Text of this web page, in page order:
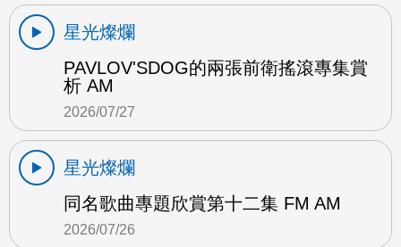
星光燦爛
PAVLOV'SDOG的兩張前衛搖滾專集賞
析 AM
2026/07/27
星光燦爛
同名歌曲專題欣賞第十二集 FM AM
2026/07/26